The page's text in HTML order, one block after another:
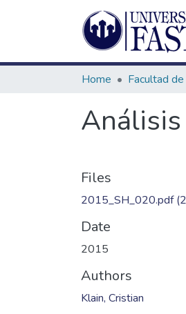
Home Facultad
Files
2015_SH_020.pdf
Date
2015
Authors
Klain, Cristian